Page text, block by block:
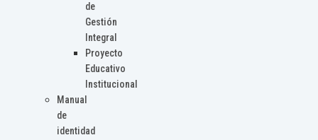
de
Gestión
Integral
Proyecto
Educativo
Institucional
Manual
de
identidad